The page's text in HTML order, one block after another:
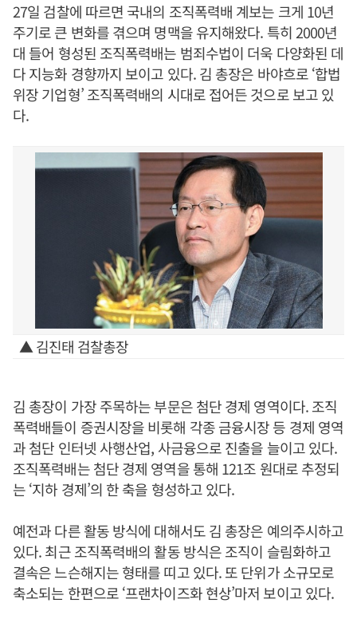
27일 검찰에 따르면 국내의 조직폭력배 계보는 크게 10년
주기로 큰 변화를 겪으며 명맥을 유지해왔다. 특히 2000년
대 들어 형성된 조직폭력배는 범죄수법이 더욱 다양화된 데
다 지능화 경향까지 보이고 있다. 김 총장은 바야흐로 ‘합법
위장 기업형’ 조직폭력배의 시대로 접어든 것으로 보고 있
다.
▲ 김진태 검찰총장
김 총장이 가장 주목하는 부문은 첨단 경제 영역이다. 조직
폭력배들이 증권시장을 비롯해 각종 금융시장 등 경제 영역
과 첨단 인터넷 사행산업, 사금융으로 진출을 늘이고 있다.
조직폭력배는 첨단 경제 영역을 통해 121조 원대로 추정되
는 ‘지하 경제’의 한 축을 형성하고 있다.
예전과 다른 활동 방식에 대해서도 김 총장은 예의주시하고
있다. 최근 조직폭력배의 활동 방식은 조직이 슬림화하고
결속은 느슨해지는 형태를 띠고 있다. 또 단위가 소규모로
축소되는 한편으로 ‘프랜차이즈화 현상’마저 보이고 있다.